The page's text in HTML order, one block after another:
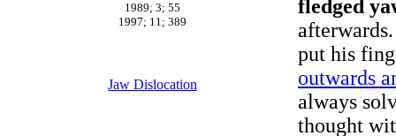
1989; 3; 55
1997; 11; 389
Jaw Dislocation
fledged
put his
outwards
always
thought